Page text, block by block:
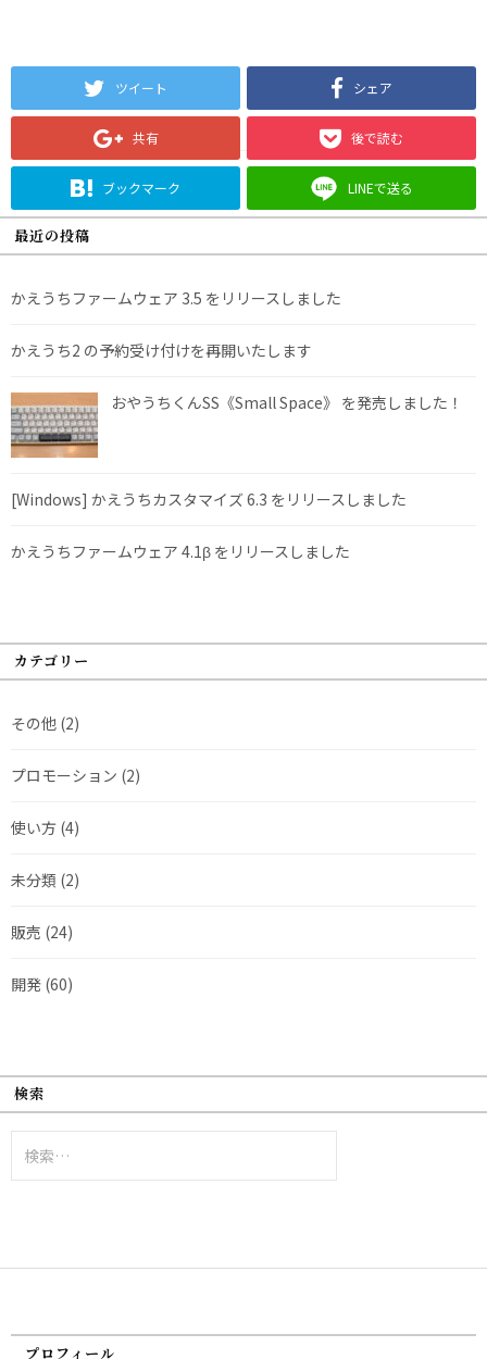
ツイート シェア
共有 後で読む
ブックマーク LINEで送る
最近の投稿
かえうちファームウェア 3.5 をリリースしました
かえうち2 の予約受け付けを再開いたします
おやうちくんSS《Small Space》 を発売しました！
[Windows] かえうちカスタマイズ 6.3 をリリースしました
かえうちファームウェア 4.1β をリリースしました
カテゴリー
その他 (2)
プロモーション (2)
使い方 (4)
未分類 (2)
販売 (24)
開発 (60)
検索
索:
プロフィール